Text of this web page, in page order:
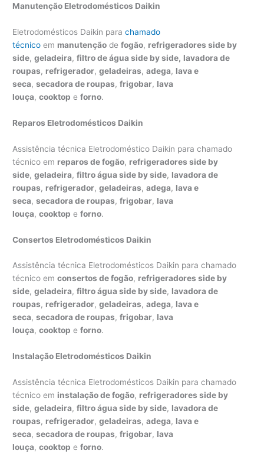
Manutenção Eletrodomésticos Daikin
Eletrodomésticos Daikin parachamado
técnico em manutenção defogão, refrigeradores side by
side,geladeira,filtro de água side by side, lavadora de
roupas, refrigerador,geladeiras,adega, lava e
seca,secadora de roupas,frigobar, lava
louça,cooktop eforno.
Reparos Eletrodomésticos Daikin
Assistência técnica Eletrodoméstico Daikin para chamado
técnico em reparos de fogão, refrigeradores side by
side,geladeira,filtro água side by side, lavadora de
roupas, refrigerador,geladeiras,adega, lava e
seca,secadora de roupas,frigobar, lava
louça,cooktop eforno.
Consertos Eletrodomésticos Daikin
Assistência técnica Eletrodomésticos Daikin para chamado
técnico emconsertos de fogão, refrigeradores side by
side,geladeira,filtro água side by side, lavadora de
roupas, refrigerador,geladeiras,adega, lava e
seca,secadora de roupas,frigobar, lava
louça,cooktop eforno.
Instalação Eletrodomésticos Daikin
Assistência técnica Eletrodomésticos Daikin para chamado
técnico em instalação de fogão, refrigeradores side by
side,geladeira,filtro água side by side, lavadora de
roupas, refrigerador,geladeiras,adega, lava e
seca,secadora de roupas,frigobar, lava
louça,cooktop eforno.